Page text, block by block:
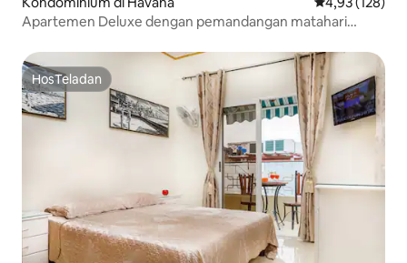
Apartemen Deluxe dengan pemandangan matahari
HosTeladan
HosTeladan